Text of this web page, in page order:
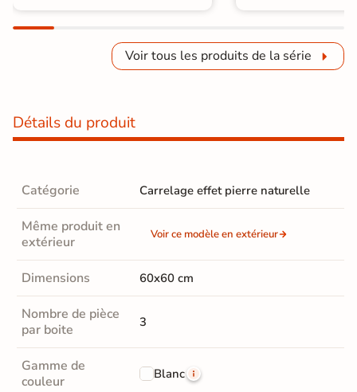
Voir tous les produits de la série
Détails du produit
Catégorie Carrelage effet pierre naturelle
Même produit en
extérieur
Voir ce modèle en extérieur
Dimensions 60x60 cm
Nombre de pièce
par boite
3
Gamme de
couleur
Blanc